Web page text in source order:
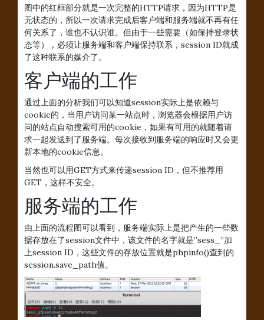
图中的红框部分就是一次完整的HTTP请求，因为HTTP是
无状态的，所以一次请求完成后客户端和服务端就不再有任
何关系了，谁也不认识谁。但由于一些需要（如保持登录状
态等），必须让服务端和客户端保持联系，session ID就成
了这种联系的媒介了。
客户端的工作
通过上面的分析我们可以知道session实际上是依赖与
cookie的，当用户访问某一站点时，浏览器会根据用户访
问的站点自动搜索可用的cookie，如果有可用的就随着请
求一起发送到了服务端。每次接收到服务端的响应时又会更
新本地的cookie信息。
当然也可以用GET方式来传递session ID，但不推荐用
GET，这样不安全。
服务端的工作
由上面的流程图可以看到，服务端实际上是把产生的一些数
据存放在了session文件中，该文件的名字就是”sess_”加
上session ID，这些文件的存放位置就是phpinfo()查到的
session.save_path值。